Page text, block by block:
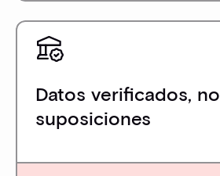
Datos verificados, no
suposiciones